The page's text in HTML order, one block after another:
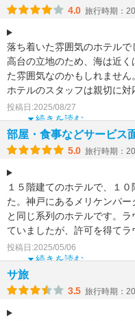
4.0 旅行時期：
落ち着いた雰囲気のホテルで
高台の立地のため、海は近
た雰囲気なのかもしれません。
ホテルのスタッフは親切に対
朝食は美味しく頂きました。
続きを読む
投稿日:2025/08/27
部屋・食事などサービス
5.0 旅行時期：
１５階建てのホテルで、１
た。神戸にあるメリケンパ
と同じ系列のホテルです。
ていましたが、許可を得て
もできました。部
続きを読む
投稿日:2025/05/06
サ旅
3.5 旅行時期：